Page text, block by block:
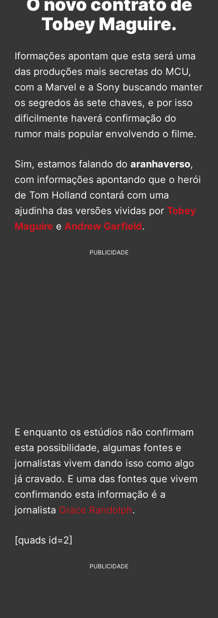
O novo contrato de
Tobey Maguire.
Iformações apontam que esta será uma
das produções mais secretas do MCU,
com a Marvel e a Sony buscando manter
os segredos às sete chaves, e por isso
dificilmente haverá confirmação do
rumor mais popular envolvendo o filme.
Sim, estamos falando do aranhaverso,
com informações apontando que o herói
de Tom Holland contará com uma
ajudinha das versões vividas por Tobey
Maguire e Andrew Garfield.
PUBLICIDADE
E enquanto os estúdios não confirmam
esta possibilidade, algumas fontes e
jornalistas vivem dando isso como algo
já cravado. E uma das fontes que vivem
confirmando esta informação é a
jornalista Grace Randolph.
[quads id=2]
PUBLICIDADE